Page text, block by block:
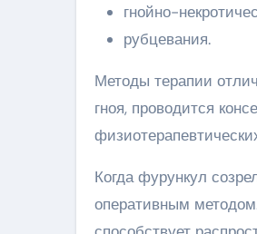
гнойно-
рубцевания.
Методы терапии
гноя, проводится
Когда фурункул
оперативным